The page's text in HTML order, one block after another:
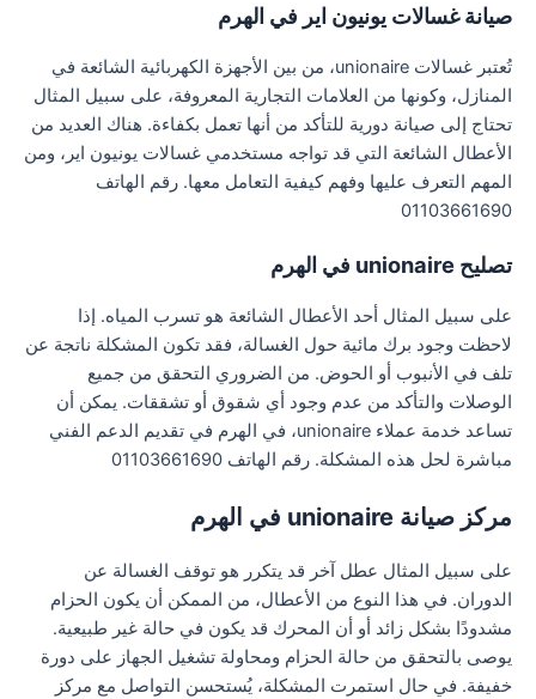
صيانة غسالات يونيون اير في الهرم
تُعتبر غسالات unionaire، من بين الأجهزة الكهربائية الشائعة في
المنازل، وكونها من العلامات التجارية المعروفة، على سبيل المثال
تحتاج إلى صيانة دورية للتأكد من أنها تعمل بكفاءة. هناك العديد من
الأعطال الشائعة التي قد تواجه مستخدمي غسالات يونيون اير، ومن
المهم التعرف عليها وفهم كيفية التعامل معها. رقم الهاتف
01103661690
تصليح unionaire في الهرم
على سبيل المثال أحد الأعطال الشائعة هو تسرب المياه. إذا
لاحظت وجود برك مائية حول الغسالة، فقد تكون المشكلة ناتجة عن
تلف في الأنبوب أو الحوض. من الضروري التحقق من جميع
الوصلات والتأكد من عدم وجود أي شقوق أو تشققات. يمكن أن
تساعد خدمة عملاء unionaire، في الهرم في تقديم الدعم الفني
مباشرة لحل هذه المشكلة. رقم الهاتف 01103661690
مركز صيانة unionaire في الهرم
على سبيل المثال عطل آخر قد يتكرر هو توقف الغسالة عن
الدوران. في هذا النوع من الأعطال، من الممكن أن يكون الحزام
مشدودًا بشكل زائد أو أن المحرك قد يكون في حالة غير طبيعية.
يوصى بالتحقق من حالة الحزام ومحاولة تشغيل الجهاز على دورة
خفيفة. في حال استمرت المشكلة، يُستحسن التواصل مع مركز